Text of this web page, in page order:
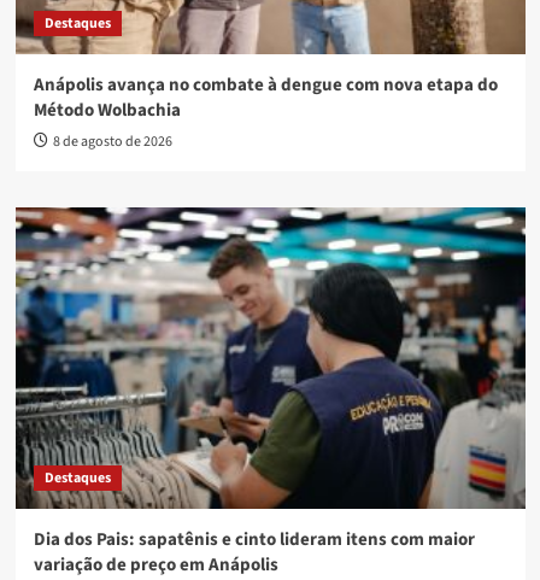
Destaques
Anápolis avança no combate à dengue com nova etapa do
Método Wolbachia
8 de agosto de 2026
Destaques
Dia dos Pais: sapatênis e cinto lideram itens com maior
variação de preço em Anápolis